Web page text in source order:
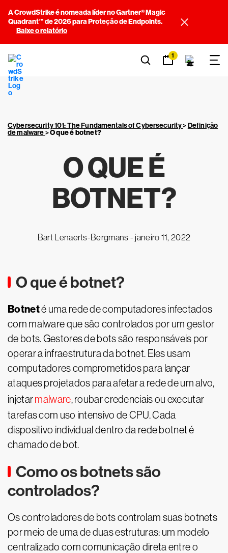
A CrowdStrike é nomeada líder no Gartner® Magic
Quadrant™ de 2026 para Proteção de Endpoints.
Baixe o relatório
1
Cybersecurity 101: The Fundamentals of Cybersecurity>Definição
de malware>O que é botnet?
O QUE É
BOTNET?
Bart Lenaerts-Bergmans - janeiro 11, 2022
O que é botnet?
Botneté uma rede de computadores infectados
com malware que são controlados por um gestor
de bots. Gestores de bots são responsáveis por
operar a infraestrutura da botnet. Eles usam
computadores comprometidos para lançar
ataques projetados para afetar a rede de um alvo,
injetarmalware, roubar credenciais ou executar
tarefas com uso intensivo de CPU. Cada
dispositivo individual dentro da rede botnet é
chamado de bot.
Como os botnets são
controlados?
Os controladores de bots controlam suas botnets
por meio de uma de duas estruturas: um modelo
centralizado com comunicação direta entre o